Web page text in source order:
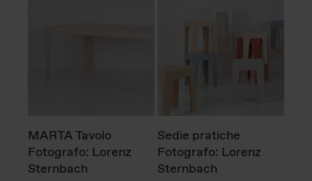
MARTA Tavolo
Fotografo: Lorenz
Sternbach
Sedie pratiche
Fotografo: Lorenz
Sternbach